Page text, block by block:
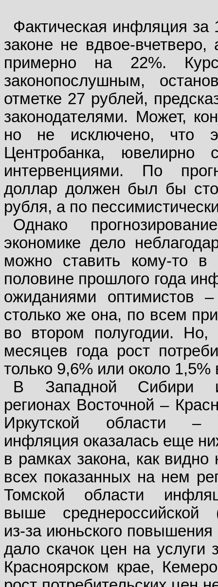
Фактическая инфляция
законе не вдвое-вчетверо,
примерно на 22%.
законопослушным,
отметке 27 рублей,
законодателями. Может,
но не исключено, что
Центробанка, ювелирно
интервенциями. По
доллар должен был бы
рубля, а по
Однако
экономике дело
можно ставить кому-то
половине прошлого года
ожиданиями оптимистов
столько же она, по всем
во втором полугодии.
месяцев года рост
только 9,6% или около
В Западной Сибири
регионах Восточной –
Иркутской области –
инфляция оказалась еще
в рамках закона, как видно
всех показанных на нем
Томской области
выше среднероссийской
из-за июньского
дало скачок цен на
Красноярском крае,